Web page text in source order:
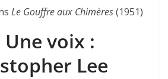
Le Gouffre aux Chimères(1951)
Une voix :
Lee